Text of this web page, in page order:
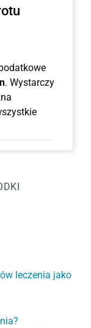
. Wystarczy
leczenia jako